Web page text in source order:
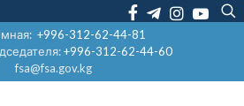
+996-312-62-44-81
+996-312-62-44-60
fsa@fsa.gov.kg